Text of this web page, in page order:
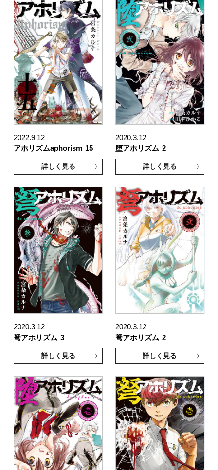
2022.9.12
アホリズムaphorism 15
詳しく見る
2020.3.12
堕アホリズム 2
詳しく見る
2020.3.12
弩アホリズム 3
詳しく見る
2020.3.12
弩アホリズム 2
詳しく見る